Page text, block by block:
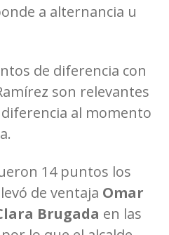
a alternancia u
de diferencia con
son relevantes
al momento
14 puntos los
de ventaja Omar
Brugada en las